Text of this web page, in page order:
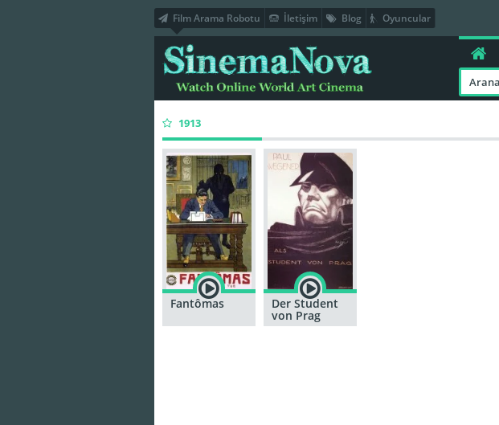
Film Arama Robotu İletişim Blog Oyuncular
1913
Fantômas Der Student
von Prag